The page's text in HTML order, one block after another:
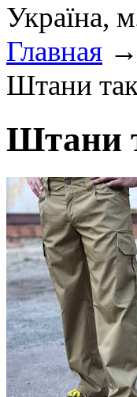
Україна,
Главная →
Штани
Штани